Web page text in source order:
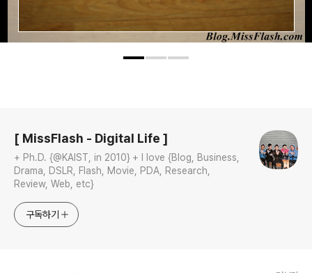
[ MissFlash - Digital Life ]
+ Ph.D. {@KAIST, in 2010} + I love {Blog, Business,
Drama, DSLR, Flash, Movie, PDA, Research,
Review, Web, etc}
구독하기